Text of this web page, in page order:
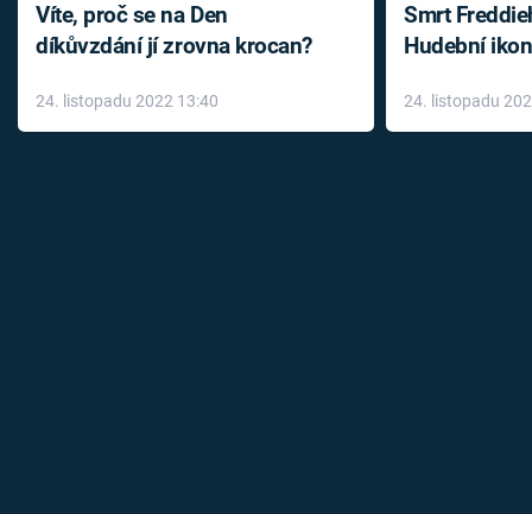
Víte, proč se na Den
díkůvzdání jí zrovna krocan?
24. listopadu 2022 13:40
Smrt
Hudební
léky
24. listopadu